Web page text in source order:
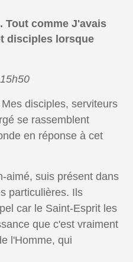
Tout comme J'avais
disciples lorsque
disciples, serviteurs
se rassemblent
en réponse à cet
aimé, suis présent dans
particulières. Ils
car le Saint-Esprit les
que c'est vraiment
l'Homme, qui